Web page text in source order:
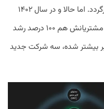
توانست به درآمد شهریور ماه خود برگردد. اما حالا و در سال ۱۴۰۲
درآمد پادرو هفت برابر شده و تعداد مشتریانش هم ۱۰۰ درصد رشد
بیشتر شده، سه شرکت جدید